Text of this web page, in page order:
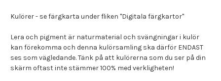
Kulörer - se färgkarta under fliken "Digitala färgkartor"
Lera och pigment är naturmaterial och svängningar i kulör
kan förekomma och denna kulörsamling ska därför ENDAST
ses som vägledande. Tänk på att kulörerna som du ser på din
skärm oftast inte stämmer 100% med verkligheten!